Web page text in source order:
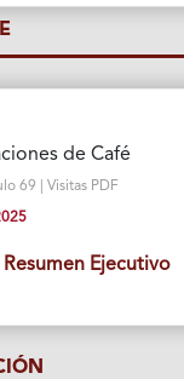
de Café
69 | Visitas PDF
Ejecutivo